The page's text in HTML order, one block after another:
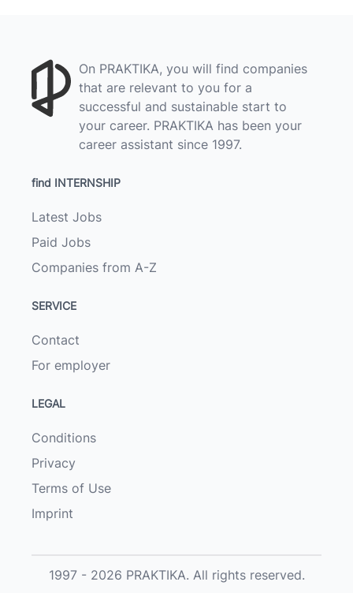
On PRAKTIKA, you will find companies
that are relevant to you for a
successful and sustainable start to
your career. PRAKTIKA has been your
career assistant since 1997.
find INTERNSHIP
Latest Jobs
Paid Jobs
Companies from A-Z
SERVICE
Contact
For employer
LEGAL
Conditions
Privacy
Terms of Use
Imprint
1997 - 2026 PRAKTIKA. All rights reserved.